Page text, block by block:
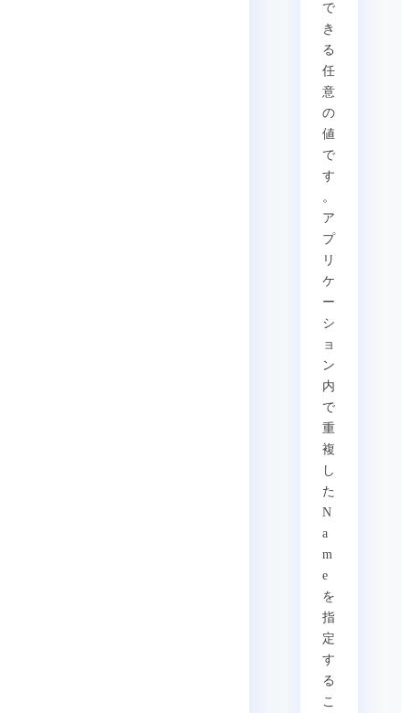
で
き
る
任
意
の
値
で
す
。
ア
プ
リ
ケ
ー
シ
ョ
ン
内
で
重
複
し
た
N
a
m
e
を
指
定
す
る
こ